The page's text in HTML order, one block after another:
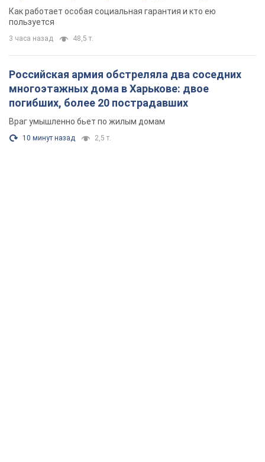
поселился
Как работает особая социальная гарантия и кто ею
пользуется
3 часа назад 48,5 т.
Российская армия обстреляла два соседних
многоэтажных дома в Харькове: двое
погибших, более 20 пострадавших
Враг умышленно бьет по жилым домам
10 минут назад 2,5 т.